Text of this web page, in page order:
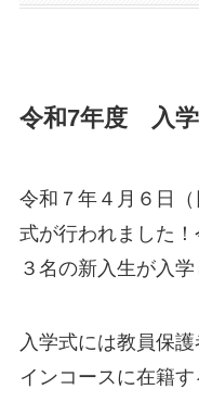
令和7年度 入
令和７年４月６日
式が行われました
３名の新入生が入学
入学式には教員保
インコースに在籍